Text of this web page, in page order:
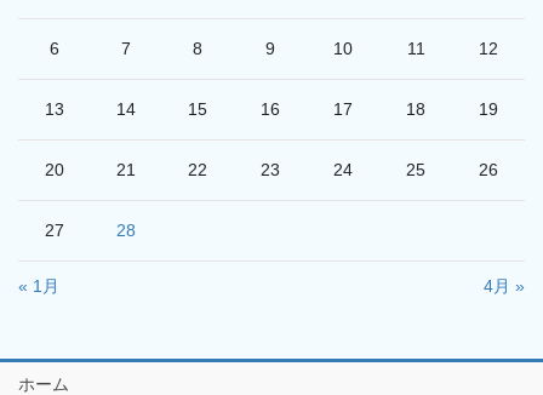
6 7 8 9 10 11 12
13 14 15 16 17 18 19
20 21 22 23 24 25 26
27 28
« 1月 4月 »
ホーム